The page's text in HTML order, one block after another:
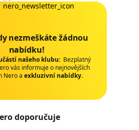
nezmeškáte žádnou
nabídku!
našeho klubu: Bezplatný
vás informuje o nejnovějších
Nero a exkluzivní nabídky.
doporučuje